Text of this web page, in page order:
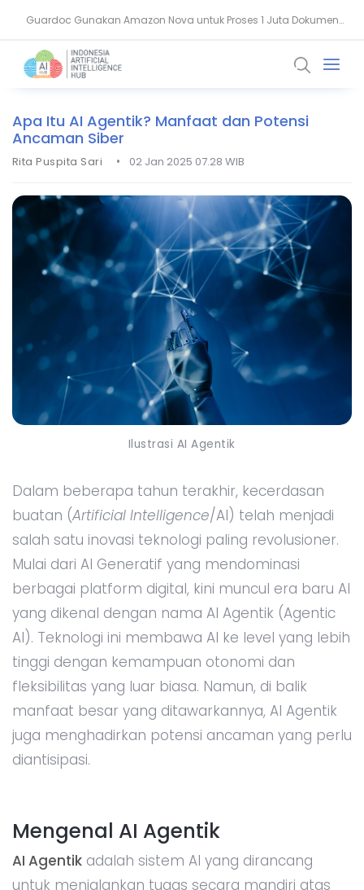
Guardoc Gunakan Amazon Nova untuk Proses 1 Juta Dokumen
Agentic Hospital, Strategi Salesforce Ubah Layanan Kesehatan
Apa Itu AI Agentik? Manfaat dan Potensi
Ancaman Siber
Rita Puspita Sari • 02 Jan 2025 07.28 WIB
Ilustrasi AI Agentik
Dalam beberapa tahun terakhir, kecerdasan
buatan (Artificial Intelligence/AI) telah menjadi
salah satu inovasi teknologi paling revolusioner.
Mulai dari AI Generatif yang mendominasi
berbagai platform digital, kini muncul era baru AI
yang dikenal dengan nama AI Agentik (Agentic
AI). Teknologi ini membawa AI ke level yang lebih
tinggi dengan kemampuan otonomi dan
fleksibilitas yang luar biasa. Namun, di balik
manfaat besar yang ditawarkannya, AI Agentik
juga menghadirkan potensi ancaman yang perlu
diantisipasi.
Mengenal AI Agentik
AI Agentik adalah sistem AI yang dirancang
untuk menjalankan tugas secara mandiri atas